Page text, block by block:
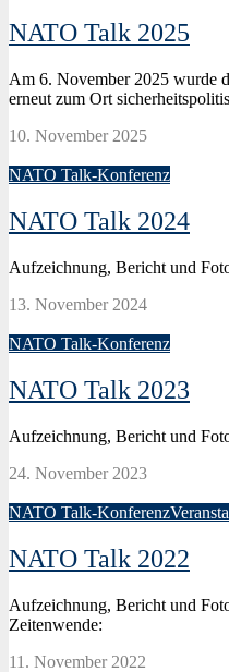
NATO Talk 2025
Am 6. November 2025 wurde
erneut zum Ort
10. November 2025
NATO Talk-Konferenz
NATO Talk 2024
Aufzeichnung, Bericht und
13. November 2024
NATO Talk-Konferenz
NATO Talk 2023
Aufzeichnung, Bericht und
24. November 2023
NATO Talk-Konferenz
NATO Talk 2022
Aufzeichnung, Bericht und
Zeitenwende:
11. November 2022